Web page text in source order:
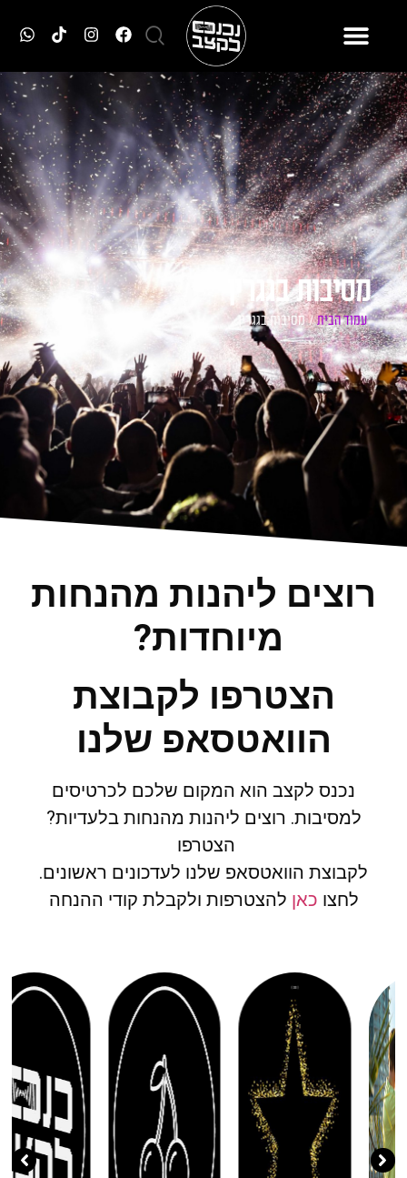
מסיבות בגגרין
עמוד הבית/ מסיבות בגגרין
רוצים ליהנות מהנחות
מיוחדות?
הצטרפו לקבוצת
הוואטסאפ שלנו
נכנס לקצב הוא המקום שלכם לכרטיסים
למסיבות. רוצים ליהנות מהנחות בלעדיות?
הצטרפו
לקבוצת הוואטסאפ שלנו לעדכונים ראשונים.
לחצו כאן להצטרפות ולקבלת קודי ההנחה